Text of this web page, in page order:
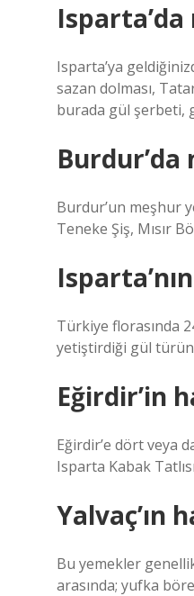
Isparta’ya
sazan dolması,
burada gül şerbeti,
Burdur’un meşhur
Teneke Şiş, Mısır
Türkiye florasında
yetiştirdiği gül
Eğirdir’in
Eğirdir’e dört veya
Isparta Kabak
Yalvaç’ın
Bu yemekler
arasında; yufka